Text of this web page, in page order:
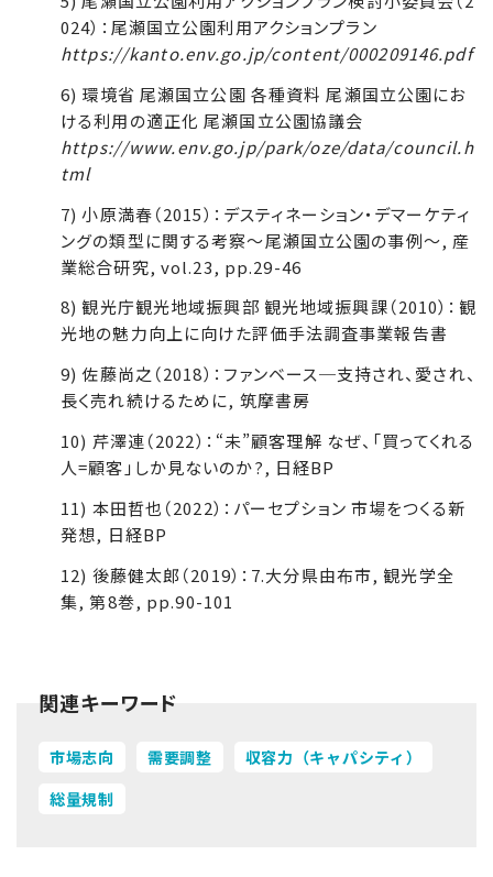
024）：尾瀬国立公園利用アクションプラン
https://kanto.env.go.jp/content/000209146.pdf
6) 環境省 尾瀬国立公園 各種資料 尾瀬国立公園にお
ける利用の適正化 尾瀬国立公園協議会
https://www.env.go.jp/park/oze/data/council.h
tml
7) 小原満春（2015）：デスティネーション・デマーケティ
ングの類型に関する考察～尾瀬国立公園の事例～, 産
業総合研究, vol.23, pp.29-46
8) 観光庁観光地域振興部 観光地域振興課（2010）：観
光地の魅力向上に向けた評価手法調査事業報告書
9) 佐藤尚之（2018）：ファンベース─支持され、愛され、
長く売れ続けるために, 筑摩書房
10) 芹澤連（2022）：“未”顧客理解 なぜ、「買ってくれる
人=顧客」しか見ないのか?, 日経BP
11) 本田哲也（2022）：パーセプション 市場をつくる新
発想, 日経BP
12) 後藤健太郎（2019）：7.大分県由布市, 観光学全
集, 第8巻, pp.90-101
関連キーワード
市場志向 需要調整
収容力（キャパシティ）
総量規制